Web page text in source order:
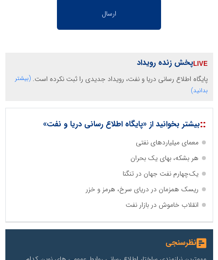
پخش زنده رویداد
پایگاه اطلاع رسانی دریا و نفت، رویداد جدیدی را ثبت نکرده است. (بیشتر
بدانید)
::بیشتر بخوانید از «پایگاه اطلاع رسانی دریا و نفت»
معمای میلیاردهای نفتی
هر بشکه، بهای یک بحران
یک‌چهارم نفت جهان در تنگنا
ریسک همزمان در دریای سرخ، هرمز و خزر
انقلاب خاموش در بازار نفت
نظرسنجی